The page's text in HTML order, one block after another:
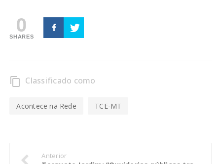
0
SHARES
content_copy Classificado como
Acontece na Rede TCE-MT
Anterior